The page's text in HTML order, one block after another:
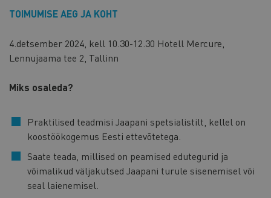
TOIMUMISE AEG JA KOHT
4.detsember 2024, kell 10.30-12.30 Hotell Mercure,
Lennujaama tee 2, Tallinn
Miks osaleda?
Praktilised teadmisi Jaapani spetsialistilt, kellel on
koostöökogemus Eesti ettevõtetega.
Saate teada, millised on peamised edutegurid ja
võimalikud väljakutsed Jaapani turule sisenemisel või
seal laienemisel.